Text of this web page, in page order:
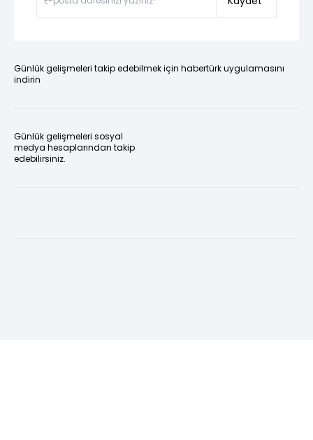
Günlük gelişmeleri takip edebilmek için habertürk uygulamasını
indirin
Günlük gelişmeleri sosyal
medya hesaplarından takip
edebilirsiniz.